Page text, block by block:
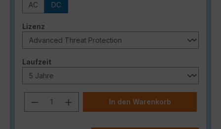
AC DC
Lizenz
Laufzeitauswählen
Produkt Anzahl: Gib den
In den Warenkorb